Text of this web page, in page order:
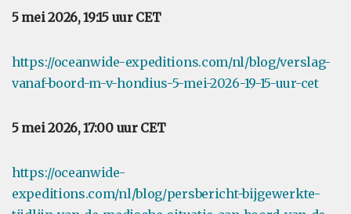
5 mei 2026, 19:15 uur CET
https://oceanwide-expeditions.com/nl/blog/verslag-
vanaf-boord-m-v-hondius-5-mei-2026-19-15-uur-cet
5 mei 2026, 17:00 uur CET
https://oceanwide-
expeditions.com/nl/blog/persbericht-bijgewerkte-